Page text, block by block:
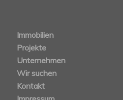
Immobilien
Projekte
Unternehmen
Wir suchen
Kontakt